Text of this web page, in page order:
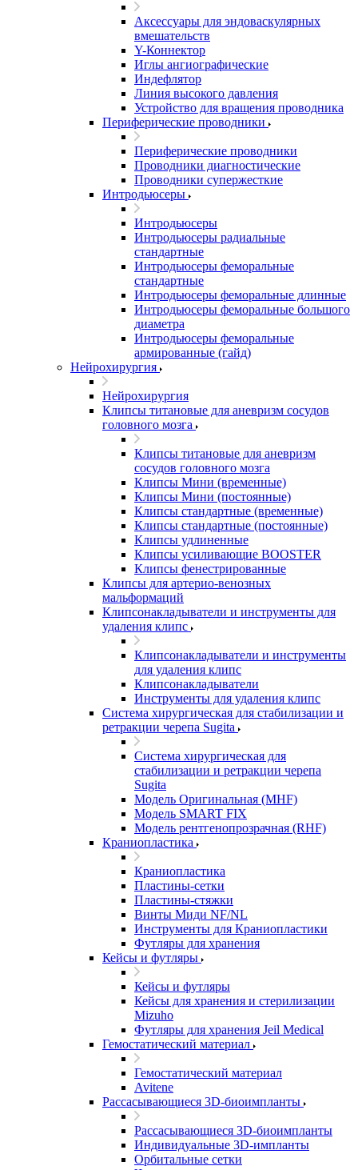
Аксессуары для эндоваскулярных
вмешательств
Y-Коннектор
Иглы ангиографические
Индефлятор
Линия высокого давления
Устройство для вращения проводника
Периферические проводники
Периферические проводники
Проводники диагностические
Проводники супержесткие
Интродьюсеры
Интродьюсеры
Интродьюсеры радиальные
стандартные
Интродьюсеры феморальные
стандартные
Интродьюсеры феморальные длинные
Интродьюсеры феморальные большого
диаметра
Интродьюсеры феморальные
армированные (гайд)
Нейрохирургия
Нейрохирургия
Клипсы титановые для аневризм сосудов
головного мозга
Клипсы титановые для аневризм
сосудов головного мозга
Клипсы Мини (временные)
Клипсы Мини (постоянные)
Клипсы стандартные (временные)
Клипсы стандартные (постоянные)
Клипсы удлиненные
Клипсы усиливающие BOOSTER
Клипсы фенестрированные
Клипсы для артерио-венозных
мальформаций
Клипсонакладыватели и инструменты для
удаления клипс
Клипсонакладыватели и инструменты
для удаления клипс
Клипсонакладыватели
Инструменты для удаления клипс
Система хирургическая для стабилизации и
ретракции черепа Sugita
Система хирургическая для
стабилизации и ретракции черепа
Sugita
Модель Оригинальная (MHF)
Модель SMART FIX
Модель рентгенопрозрачная (RHF)
Краниопластика
Краниопластика
Пластины-сетки
Пластины-стяжки
Винты Миди NF/NL
Инструменты для Краниопластики
Футляры для хранения
Кейсы и футляры
Кейсы и футляры
Кейсы для хранения и стерилизации
Mizuho
Футляры для хранения Jeil Medical
Гемостатический материал
Гемостатический материал
Avitene
Рассасывающиеся 3D-биоимпланты
Рассасывающиеся 3D-биоимпланты
Индивидуальные 3D-импланты
Орбитальные сетки